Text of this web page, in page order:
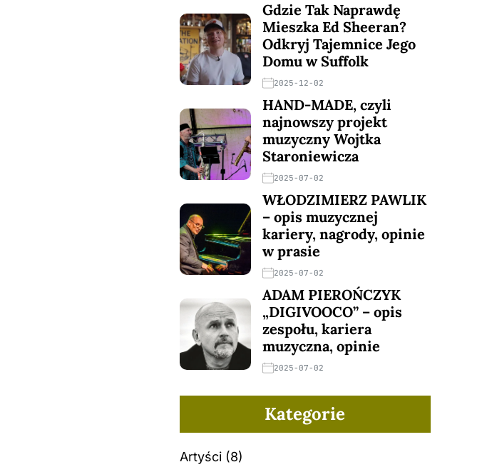
Gdzie Tak Naprawdę
Mieszka Ed Sheeran?
Odkryj Tajemnice Jego
Domu w Suffolk
2025-12-02
HAND-MADE, czyli
najnowszy projekt
muzyczny Wojtka
Staroniewicza
2025-07-02
WŁODZIMIERZ PAWLIK
– opis muzycznej
kariery, nagrody, opinie
w prasie
2025-07-02
ADAM PIEROŃCZYK
„DIGIVOOCO” – opis
zespołu, kariera
muzyczna, opinie
2025-07-02
Kategorie
Artyści(8)